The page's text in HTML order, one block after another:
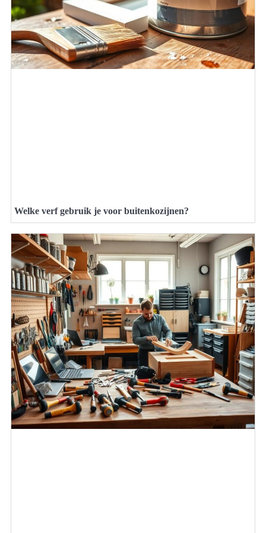
Welke verf gebruik je voor buitenkozijnen?